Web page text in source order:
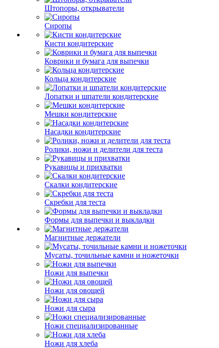
Штопоры, открыватели
Сиропы
Кисти кондитерские
Коврики и бумага для выпечки
Кольца кондитерские
Лопатки и шпатели кондитерские
Мешки кондитерские
Насадки кондитерские
Ролики, ножи и делители для теста
Рукавицы и прихватки
Скалки кондитерские
Скребки для теста
Формы для выпечки и выкладки
Магнитные держатели
Мусаты, точильные камни и ножеточки
Ножи для выпечки
Ножи для овощей
Ножи для сыра
Ножи специализированные
Ножи для хлеба